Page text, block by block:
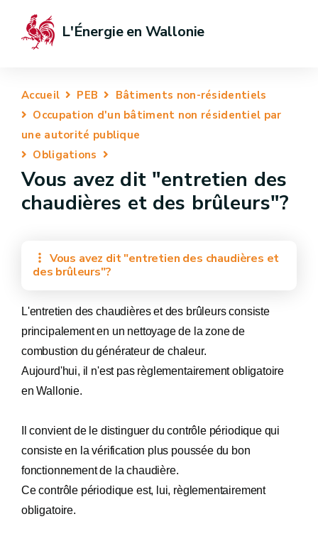
L'Énergie en Wallonie
Accueil PEB
Bâtiments non-résidentiels
Occupation d'un bâtiment non résidentiel par
une autorité publique
Obligations
Vous avez dit "entretien des
chaudières et des brûleurs"?
Vous avez dit "entretien des chaudières et
des brûleurs"?
L'entretien des chaudières et des brûleurs consiste
principalement en un nettoyage de la zone de
combustion du générateur de chaleur.
Aujourd'hui, il n'est pas règlementairement obligatoire
en Wallonie.
Il convient de le distinguer du contrôle périodique qui
consiste en la vérification plus poussée du bon
fonctionnement de la chaudière.
Ce contrôle périodique est, lui, règlementairement
obligatoire.